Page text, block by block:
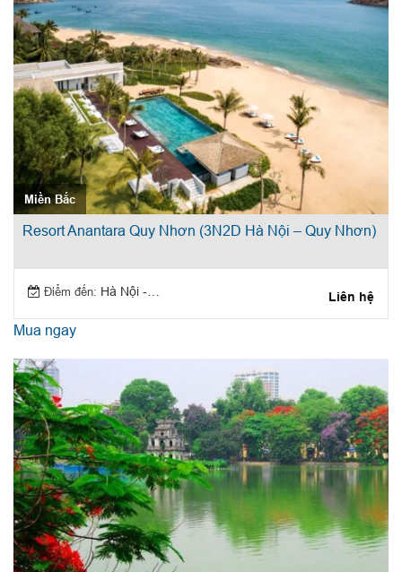
Miền Bắc
Resort Anantara Quy Nhơn (3N2D Hà Nội – Quy Nhơn)
Điểm đến: Hà Nội - Quy Nhơn Liên hệ
Mua ngay